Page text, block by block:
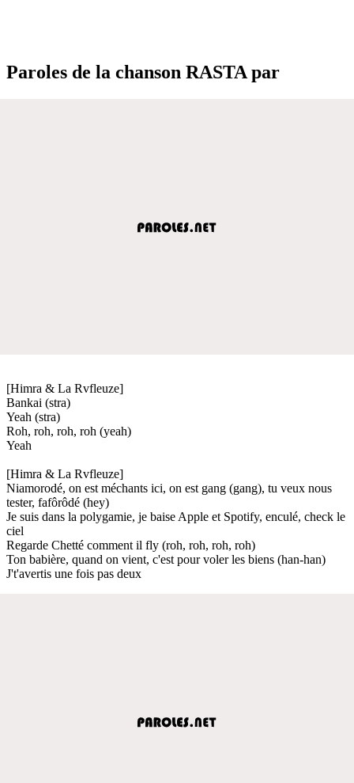
Paroles de la chanson RASTA par
[Himra & La Rvfleuze]
Bankai (stra)
Yeah (stra)
Roh, roh, roh, roh (yeah)
Yeah
[Himra & La Rvfleuze]
Niamorodé, on est méchants ici, on est gang (gang), tu veux nous
tester, fafôrôdé (hey)
Je suis dans la polygamie, je baise Apple et Spotify, enculé, check le
ciel
Regarde Chetté comment il fly (roh, roh, roh, roh)
Ton babière, quand on vient, c'est pour voler les biens (han-han)
J't'avertis une fois pas deux